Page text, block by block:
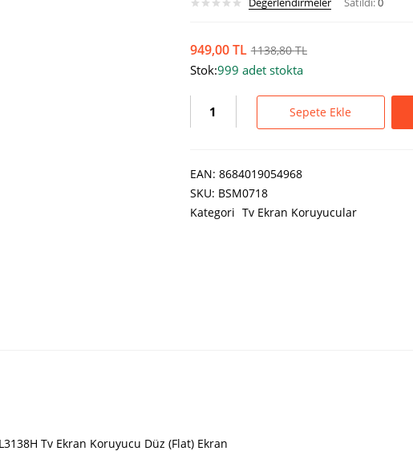
949,00TL 1138,80TL
Stok:999 adet stokta
Sepete Ekle
EAN: 8684019054968
SKU: BSM0718
Kategori Tv Ekran Koruyucular
Tv Ekran Koruyucu Düz (Flat) Ekran